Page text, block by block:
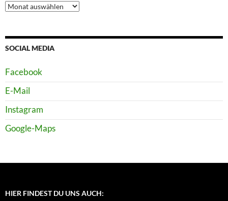
Beitrags
–
SOCIAL MEDIA
Facebook
E-Mail
Instagram
Google-Maps
HIER FINDEST DU UNS AUCH: